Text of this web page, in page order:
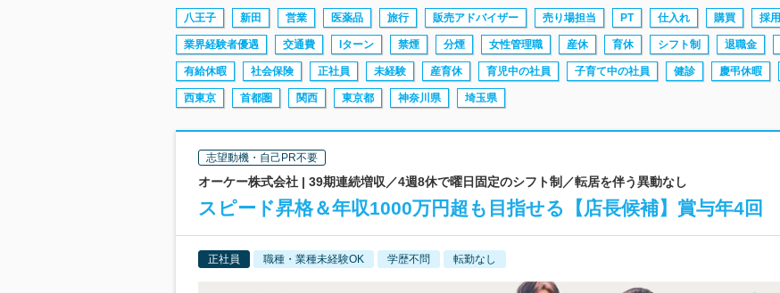
八王子 新田 営業 医薬品 旅行 販売アドバイザー 売り場担当 PT 仕入れ 購買 採用
業界経験者優遇 交通費 Iターン 禁煙 分煙 女性管理職 産休 育休 シフト制 退職金
有給休暇 社会保険 正社員 未経験 産育休 育児中の社員 子育て中の社員 健診 慶弔休暇
西東京 首都圏 関西 東京都 神奈川県 埼玉県
志望動機・自己PR不要
オーケー株式会社 | 39期連続増収／4週8休で曜日固定のシフト制／転居を伴う異動なし
スピード昇格＆年収1000万円超も目指せる【店長候補】賞与年4回
正社員 職種・業種未経験OK 学歴不問 転勤なし